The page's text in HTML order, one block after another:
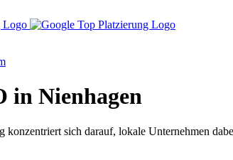
in Nienhagen
konzentriert sich darauf, lokale Unternehmen